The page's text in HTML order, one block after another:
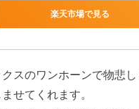
楽天市場で見る
スのワンホーンで物悲
せてくれます。